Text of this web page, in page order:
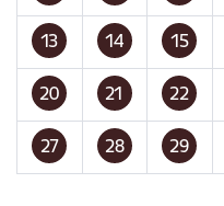
13 14 15
20 21 22
27 28 29